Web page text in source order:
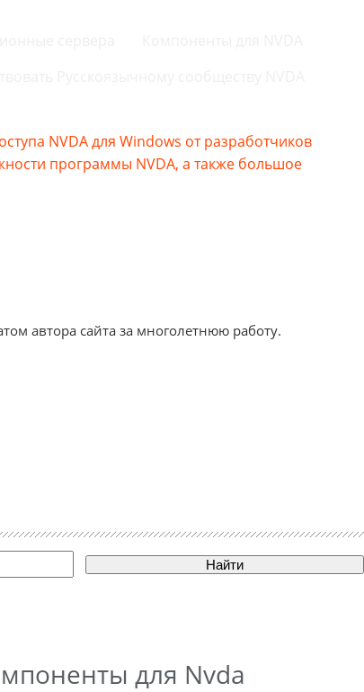
NVDA для Windows от разработчиков
программы NVDA, а также большое
автора сайта за многолетнюю работу.
Найти
для Nvda